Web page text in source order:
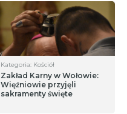
Kategoria: Kościół
Zakład Karny w Wołowie:
Więźniowie przyjęli
sakramenty święte